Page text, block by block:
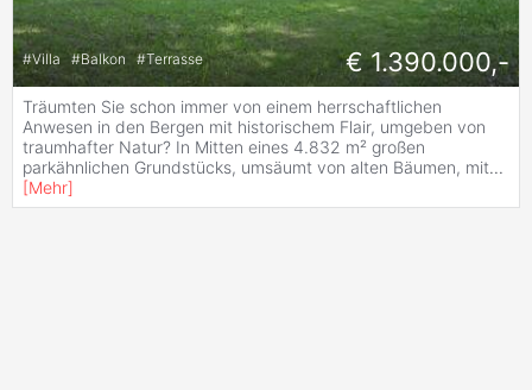
#Villa #Balkon #Terrasse € 1.390.000,-
Träumten Sie schon immer von einem herrschaftlichen
Anwesen in den Bergen mit historischem Flair, umgeben von
traumhafter Natur? In Mitten eines 4.832 m² großen
parkähnlichen Grundstücks, umsäumt von alten Bäumen, mit...
[Mehr]